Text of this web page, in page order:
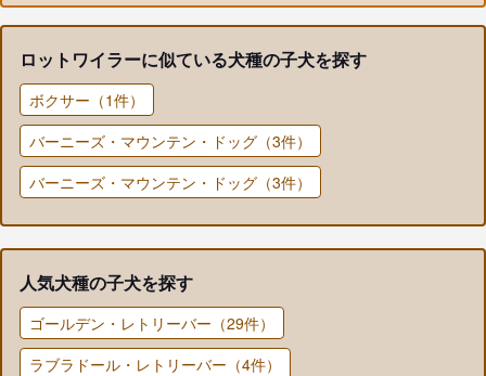
ロットワイラーに似ている犬種の子犬を探す
ボクサー（1件）
バーニーズ・マウンテン・ドッグ（3件）
バーニーズ・マウンテン・ドッグ（3件）
人気犬種の子犬を探す
ゴールデン・レトリーバー（29件）
ラブラドール・レトリーバー（4件）